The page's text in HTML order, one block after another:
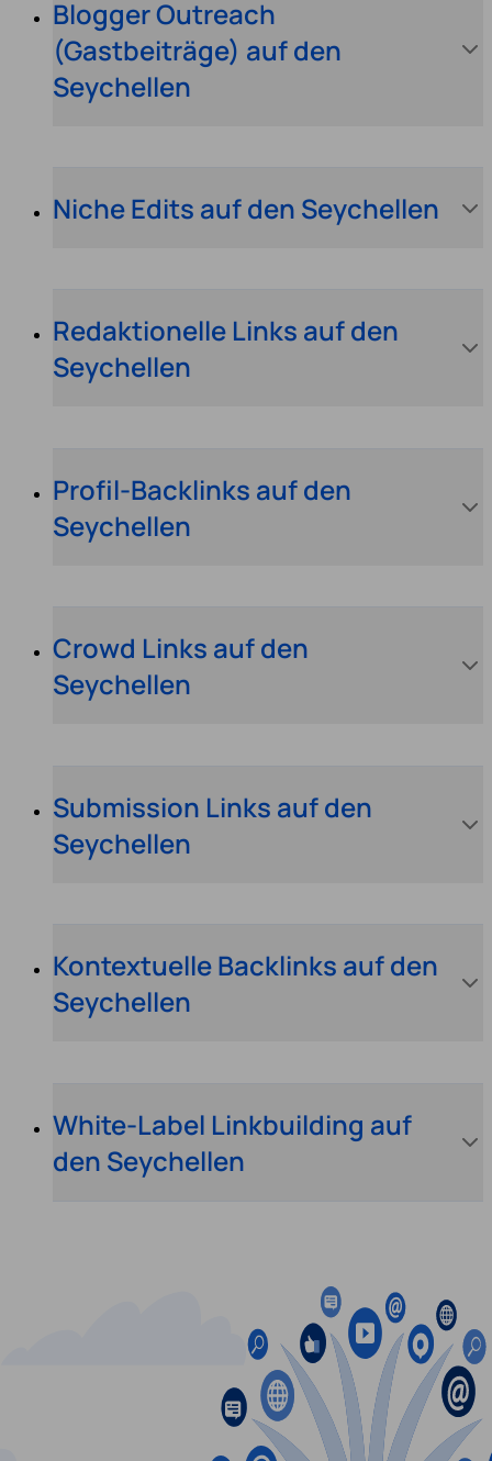
Blogger Outreach
(Gastbeiträge) auf den
Seychellen
Niche Edits auf den Seychellen
Redaktionelle Links auf den
Seychellen
Profil-Backlinks auf den
Seychellen
Crowd Links auf den
Seychellen
Submission Links auf den
Seychellen
Kontextuelle Backlinks auf den
Seychellen
White-Label Linkbuilding auf
den Seychellen